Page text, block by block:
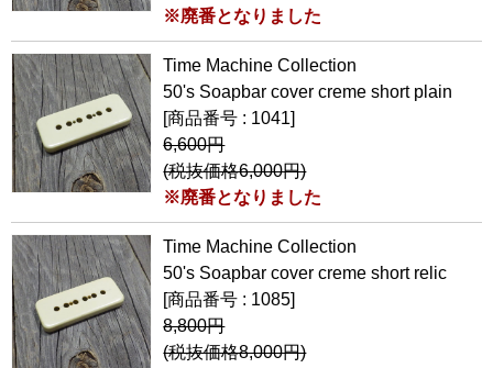
※廃番となりました
Time Machine Collection
50's Soapbar cover creme short plain
[商品番号 : 1041]
6,600円
(税抜価格6,000円)
※廃番となりました
Time Machine Collection
50's Soapbar cover creme short relic
[商品番号 : 1085]
8,800円
(税抜価格8,000円)